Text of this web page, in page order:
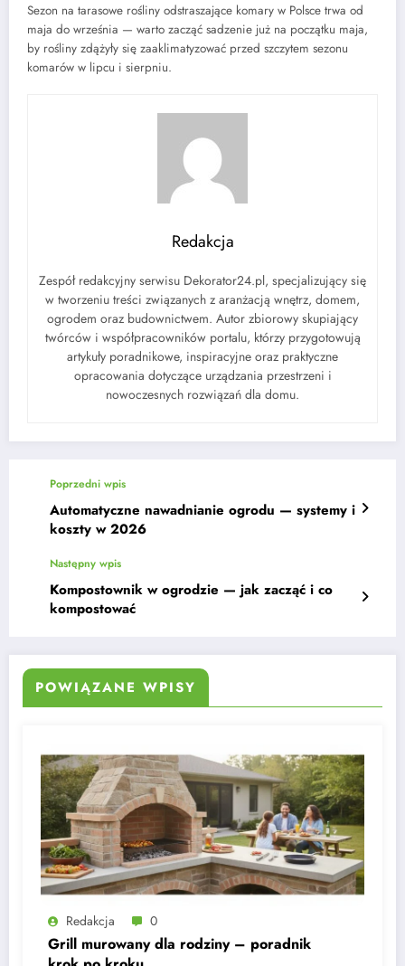
Sezon na tarasowe rośliny odstraszające komary w Polsce trwa od
maja do września — warto zacząć sadzenie już na początku maja,
by rośliny zdążyły się zaaklimatyzować przed szczytem sezonu
komarów w lipcu i sierpniu.
Redakcja
Zespół redakcyjny serwisu Dekorator24.pl, specjalizujący się
w tworzeniu treści związanych z aranżacją wnętrz, domem,
ogrodem oraz budownictwem. Autor zbiorowy skupiający
twórców i współpracowników portalu, którzy przygotowują
artykuły poradnikowe, inspiracyjne oraz praktyczne
opracowania dotyczące urządzania przestrzeni i
nowoczesnych rozwiązań dla domu.
Poprzedni wpis
Automatyczne nawadnianie ogrodu — systemy i
koszty w 2026
Następny wpis
Kompostownik w ogrodzie — jak zacząć i co
kompostować
POWIĄZANE WPISY
Redakcja 0
Grill murowany dla rodziny – poradnik